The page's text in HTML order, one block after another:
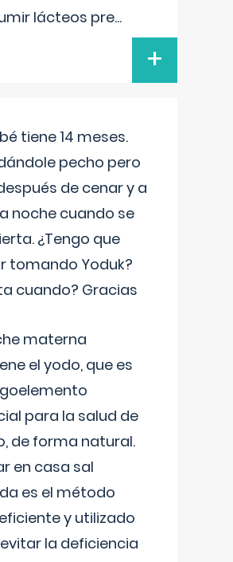
lácteos pre...
+
tiene 14 meses.
pecho pero
de cenar y a
noche cuando se
¿Tengo que
tomando Yoduk?
cuando? Gracias
materna
el yodo, que es
para la salud de
de forma natural.
en casa sal
es el método
y utilizado
la deficiencia